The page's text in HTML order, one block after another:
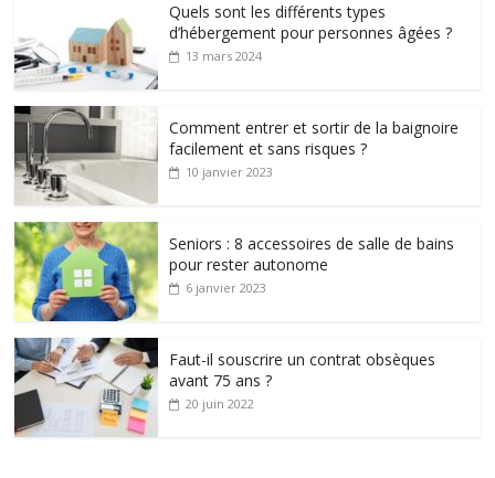
Quels sont les différents types
d’hébergement pour personnes âgées ?
13 mars 2024
Comment entrer et sortir de la baignoire
facilement et sans risques ?
10 janvier 2023
Seniors : 8 accessoires de salle de bains
pour rester autonome
6 janvier 2023
Faut-il souscrire un contrat obsèques
avant 75 ans ?
20 juin 2022